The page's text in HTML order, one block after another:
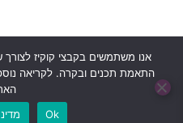
כל הזכויות שמורות © 2024 לעמותת לה"ב
אנו משתמשים בקבצי קוקיז לצורך
התאמת תכנים ובקרה. לקריאה
Ok